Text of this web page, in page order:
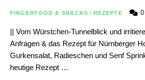
FINGERFOOD & SNACKS / REZEPTE 0
|| Vom Würstchen-Tunnelblick und
Anfragen & das Rezept für Nürnberger
Gurkensalat, Radieschen und Senf
heutige Rezept …